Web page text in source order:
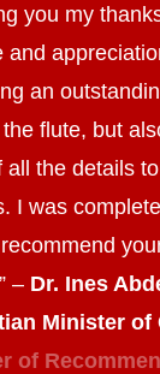
you my
and
an
flute, but
all the details
I was
” – Dr. Ines
Minister of
of